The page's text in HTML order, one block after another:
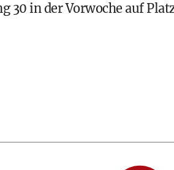
30 in der Vorwoche auf